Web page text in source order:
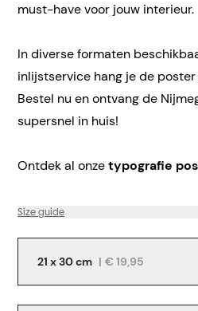
must-have voor jouw interieur.
In diverse formaten
inlijstservice hang je de
Bestel nu en ontvang de
supersnel in huis!
Ontdek al onzetypografie
Size guide
21 x 30 cm | € 19,95